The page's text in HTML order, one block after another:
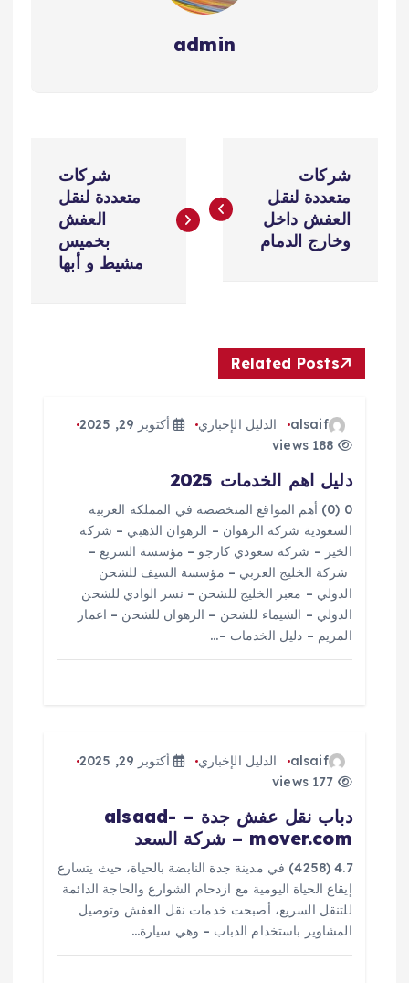
admin
ص
ت
شركات
متعددة لنقل
العفش داخل
وخارج الدمام
شركات
متعددة لنقل
العفش
بخميس
مشيط و أبها
Related Posts
alsaif الدليل الإخباري
أكتوبر 29, 2025
دليل اهم الخدمات 2025
0 (0) أهم المواقع المتخصصة في المملكة العربية
السعودية شركة الرهوان – الرهوان الذهبي – شركة
الخير – شركة سعودي كارجو – مؤسسة السريع –
شركة الخليج العربي – مؤسسة السيف للشحن
الدولي – معبر الخليج للشحن – نسر الوادي للشحن
الدولي – الشيماء للشحن – الرهوان للشحن – اعمار
المريم – دليل الخدمات –…
alsaif الدليل الإخباري
أكتوبر 29, 2025
دباب نقل عفش جدة – alsaad-
mover.com – شركة السعد
4.7 (4258) في مدينة جدة النابضة بالحياة، حيث يتسارع
إيقاع الحياة اليومية مع ازدحام الشوارع والحاجة الدائمة
للتنقل السريع، أصبحت خدمات نقل العفش وتوصيل
المشاوير باستخدام الدباب – وهي سيارة…